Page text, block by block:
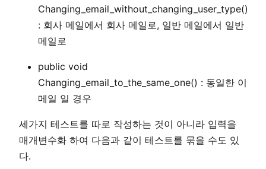
Changing_email_without_changing_user_type()
: 회사 메일에서 회사 메일로, 일반 메일에서 일반
메일로
public void
Changing_email_to_the_same_one() : 동일한 이
메일 일 경우
세가지 테스트를 따로 작성하는 것이 아니라 입력을
매개변수화 하여 다음과 같이 테스트를 묶을 수도 있
다.